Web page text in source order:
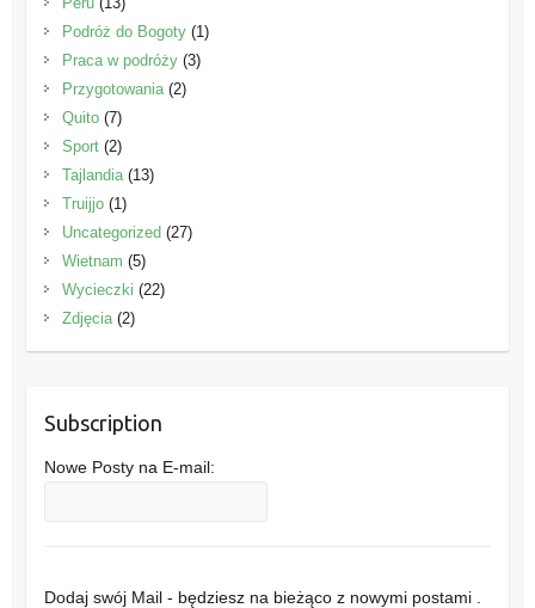
Podróż do Bogoty(1)
Praca w podróży(3)
Przygotowania(2)
Quito(7)
Sport(2)
Tajlandia(13)
Truijjo(1)
Uncategorized(27)
Wietnam (5)
Wycieczki (22)
Zdjęcia(2)
Subscription
Nowe Posty na E-mail:
Dodaj swój Mail - będziesz na bieżąco z nowymi postami .